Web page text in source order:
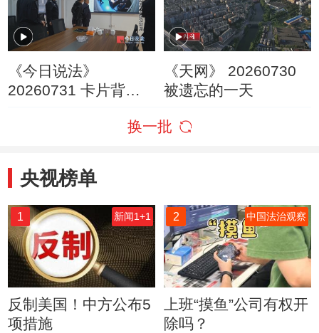
钗
《今日说法》
20260731 卡片背后
《天网》 20260730
被遗忘的一天
换一批
央视榜单
1 新闻1+1
反制美国！中方公布5
项措施
2 中国法治观察
上班“摸鱼”公司有权开
除吗？